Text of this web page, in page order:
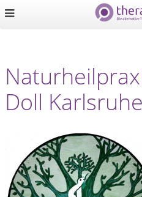
Doll